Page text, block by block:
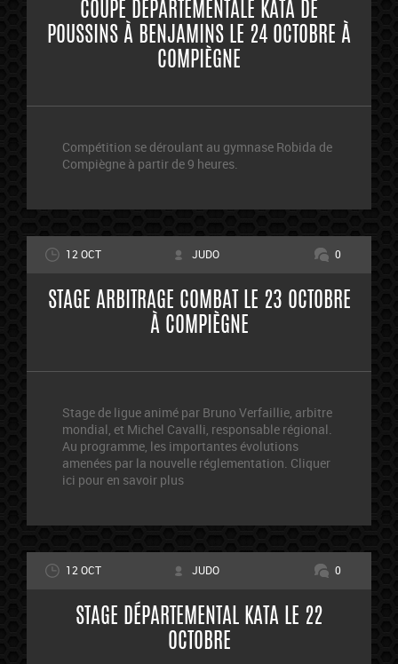
COUPE DÉPARTEMENTALE KATA DE
POUSSINS À BENJAMINS LE 24 OCTOBRE À
COMPIÈGNE
Compétition se déroulant au gymnase Robida de
Compiègne à partir de 9 heures.
12 OCT JUDO 0
STAGE ARBITRAGE COMBAT LE 23 OCTOBRE
À COMPIÈGNE
Stage de ligue animé par Bruno Verfaillie, arbitre
mondial, et Michel Cavalli, responsable régional.
Au programme, les importantes évolutions
amenées par la nouvelle réglementation. Cliquer
ici pour en savoir plus
12 OCT JUDO 0
STAGE DÉPARTEMENTAL KATA LE 22
OCTOBRE